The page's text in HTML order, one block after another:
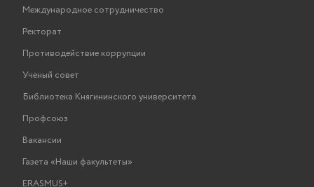
Международное сотрудничество
Ректорат
Противодействие коррупции
Ученый совет
Библиотека Княгининского университета
Профсоюз
Вакансии
Газета «Наши факультеты»
ERASMUS+